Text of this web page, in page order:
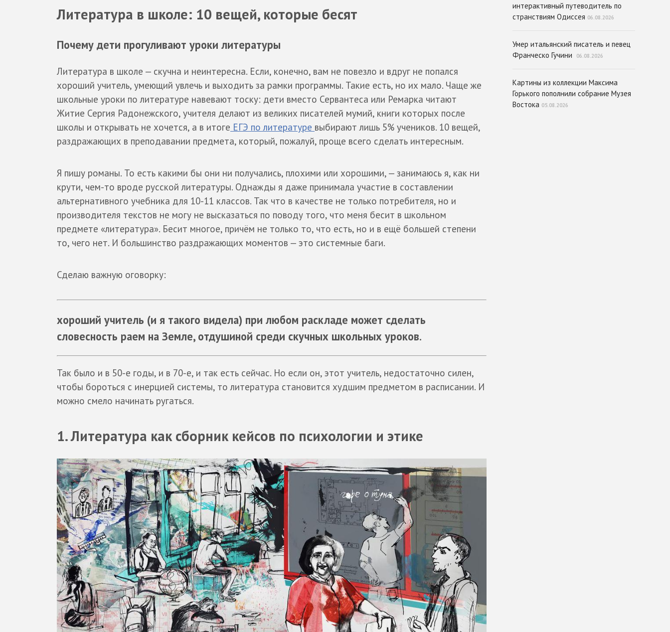
Литература в школе: 10 вещей, которые бесят
Почему дети прогуливают уроки литературы
Литература в школе — скучна и неинтересна. Если, конечно, вам не повезло и вдруг не попался
хороший учитель, умеющий увлечь и выходить за рамки программы. Такие есть, но их мало. Чаще же
школьные уроки по литературе навевают тоску: дети вместо Сервантеса или Ремарка читают
Житие Сергия Радонежского, учителя делают из великих писателей мумий, книги которых после
школы и открывать не хочется, а в итоге ЕГЭ по литературе выбирают лишь 5% учеников. 10 вещей,
раздражающих в преподавании предмета, который, пожалуй, проще всего сделать интересным.
Я пишу романы. То есть какими бы они ни получались, плохими или хорошими, — занимаюсь я, как ни
крути, чем-то вроде русской литературы. Однажды я даже принимала участие в составлении
альтернативного учебника для 10-11 классов. Так что в качестве не только потребителя, но и
производителя текстов не могу не высказаться по поводу того, что меня бесит в школьном
предмете «литература». Бесит многое, причём не только то, что есть, но и в ещё большей степени
то, чего нет. И большинство раздражающих моментов — это системные баги.
Сделаю важную оговорку:
хороший учитель (и я такого видела) при любом раскладе может сделать
словесность раем на Земле, отдушиной среди скучных школьных уроков.
Так было и в 50-е годы, и в 70-е, и так есть сейчас. Но если он, этот учитель, недостаточно силен,
чтобы бороться с инерцией системы, то литература становится худшим предметом в расписании. И
можно смело начинать ругаться.
1. Литература как сборник кейсов по психологии и этике
интерактивный путеводитель по
странствиям Одиссея 06.08.2026
Умер итальянский писатель и певец
Франческо Гучини
06.08.2026
Картины из коллекции Максима
Горького пополнили собрание Музея
Востока 05.08.2026